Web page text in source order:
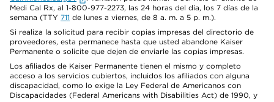
Medi Cal Rx, al 1-800-977-2273, las 24 horas del día, los 7 días de la
semana (TTY 711 de lunes a viernes, de 8 a. m. a 5 p. m.).
Si realiza la solicitud para recibir copias impresas del directorio de
proveedores, esta permanece hasta que usted abandone Kaiser
Permanente o solicite que dejen de enviarle las copias impresas.
Los afiliados de Kaiser Permanente tienen el mismo y completo
acceso a los servicios cubiertos, incluidos los afiliados con alguna
discapacidad, como lo exige la Ley Federal de Americanos con
Discapacidades (Federal Americans with Disabilities Act) de 1990, y